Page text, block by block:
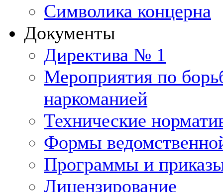
Символика концерна
Документы
Директива № 1
Мероприятия по
наркоманией
Технические
Формы
Программы и
Лицензирование